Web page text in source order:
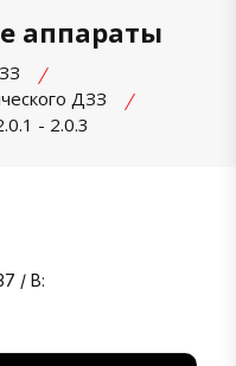
аппараты
ДЗЗ
- 2.0.3
/ В: